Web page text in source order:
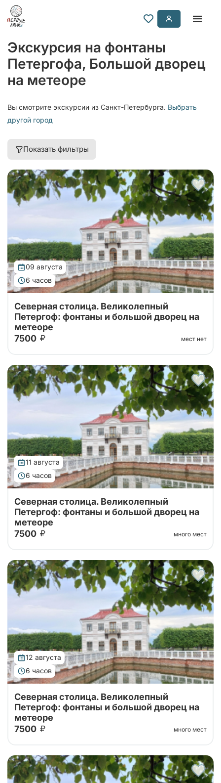
Экскурсия на фонтаны
Петергофа, Большой дворец
на метеоре
Вы смотрите экскурсии из Санкт-Петербурга. Выбрать
другой город
Показать фильтры
09 августа
6 часов
Петербурга в Петергоф на метеоре туда и обратно!
Поющие фонтаны с экскурсоводом, Большой
Императорский Дворец, Гроты Большого...
Северная столица. Великолепный
Петергоф: фонтаны и большой дворец на
метеоре
7500
мест нет
11 августа
6 часов
Петербурга в Петергоф на метеоре туда и обратно!
Поющие фонтаны с экскурсоводом, Большой
Императорский Дворец, Гроты Большого...
Северная столица. Великолепный
Петергоф: фонтаны и большой дворец на
метеоре
7500
много мест
12 августа
6 часов
Петербурга в Петергоф на метеоре туда и обратно!
Поющие фонтаны с экскурсоводом, Большой
Императорский Дворец, Гроты Большого...
Северная столица. Великолепный
Петергоф: фонтаны и большой дворец на
метеоре
7500
много мест